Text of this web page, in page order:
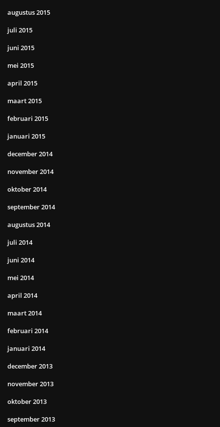
augustus 2015
juli 2015
juni 2015
mei 2015
april 2015
maart 2015
februari 2015
januari 2015
december 2014
november 2014
oktober 2014
september 2014
augustus 2014
juli 2014
juni 2014
mei 2014
april 2014
maart 2014
februari 2014
januari 2014
december 2013
november 2013
oktober 2013
september 2013